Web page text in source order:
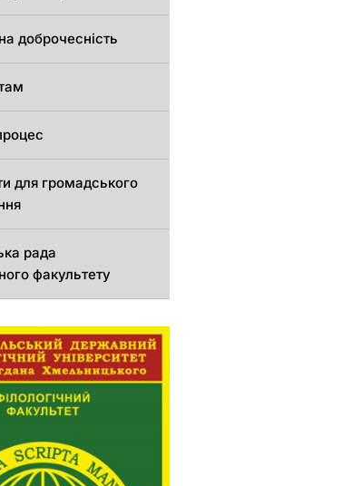
доброчесність
для громадського
рада
факультету